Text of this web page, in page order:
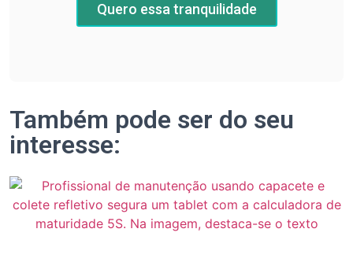
Quero essa tranquilidade
Também pode ser do seu
interesse: